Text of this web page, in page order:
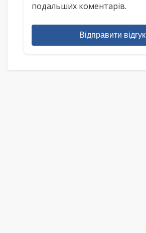
подальших коментарів.
Відправити відгук